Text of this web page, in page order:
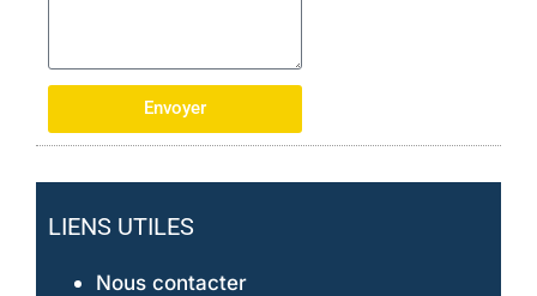
Envoyer
LIENS UTILES
Nous contacter